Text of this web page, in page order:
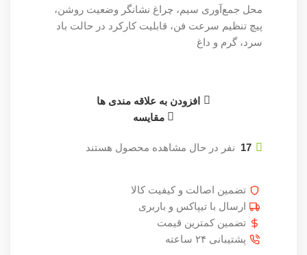
محل جمع‌آوری سیم، چراغ نشانگر وضعیت روشن،
پیچ تنظیم سرعت فن، قابلیت کارکرد در حالت باد
سرد، گرم و داغ
افزودن به علاقه مندی ها
مقایسه
17 نفر در حال مشاهده محصول هستند
تضمین اصالت و کیفیت کالا
ارسال با تیپاکس و باربری
تضمین کمترین قیمت
پشتیبانی ۲۴ ساعته